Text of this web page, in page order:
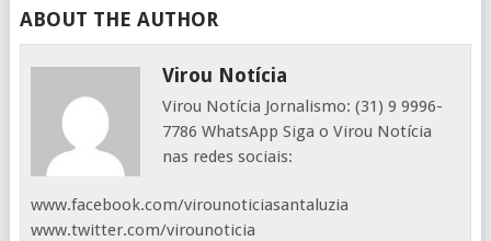
ABOUT THE AUTHOR
Virou Notícia
Virou Notícia Jornalismo: (31) 9 9996-
7786 WhatsApp Siga o Virou Notícia
nas redes sociais:
www.facebook.com/virounoticiasantaluzia
www.twitter.com/virounoticia